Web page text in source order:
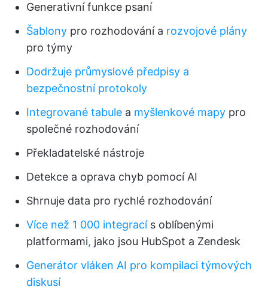
Generativní funkce psaní
Šablony pro rozhodování a rozvojové plány
pro týmy
Dodržuje průmyslové předpisy a
bezpečnostní protokoly
Integrované tabule a myšlenkové mapy pro
společné rozhodování
Překladatelské nástroje
Detekce a oprava chyb pomocí AI
Shrnuje data pro rychlé rozhodování
Více než 1 000 integracís oblíbenými
platformami, jako jsou HubSpot a Zendesk
Generátor vláken AI pro kompilaci týmových
diskusí